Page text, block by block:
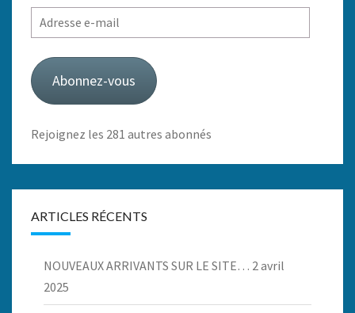
Adresse
e-
mail
Abonnez-vous
Rejoignez les 281 autres abonnés
ARTICLES RÉCENTS
NOUVEAUX ARRIVANTS SUR LE SITE… 2 avril
2025